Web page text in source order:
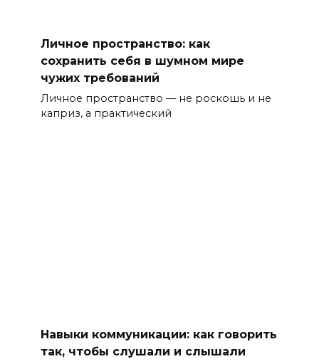
Личное пространство: как
сохранить себя в шумном мире
чужих требований
Личное пространство — не роскошь и не
каприз, а практический
Навыки коммуникации: как говорить
так, чтобы слушали и слышали